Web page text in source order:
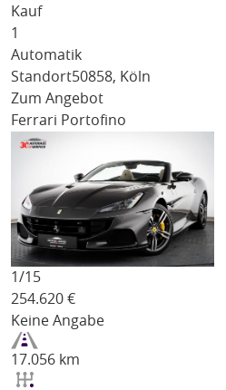
Kauf
1
Automatik
Standort50858, Köln
Zum Angebot
Ferrari Portofino
1/15
254.620 €
Keine Angabe
17.056 km